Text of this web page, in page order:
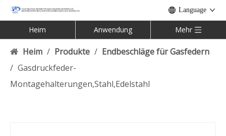
Language
Heim Anwendung Mehr
Heim / Produkte / Endbeschläge für Gasfedern
/ Gasdruckfeder-
Montagehalterungen,Stahl,Edelstahl